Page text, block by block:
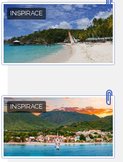
INSPIRACE
INSPIRACE